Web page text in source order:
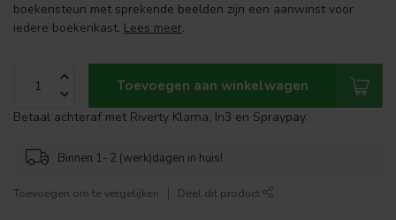
boekensteun met sprekende beelden zijn een aanwinst voor
iedere boekenkast. Lees meer.
Toevoegen aan winkelwagen
Betaal achteraf met Riverty Klarna, In3 en Spraypay.
Binnen 1- 2 (werk)dagen in huis!
Toevoegen om te vergelijken Deel dit product